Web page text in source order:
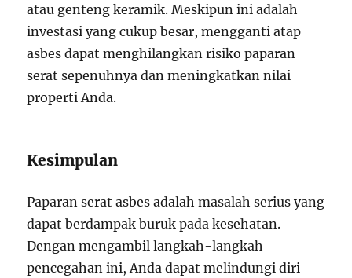
atau genteng keramik. Meskipun ini adalah
investasi yang cukup besar, mengganti atap
asbes dapat menghilangkan risiko paparan
serat sepenuhnya dan meningkatkan nilai
properti Anda.
Kesimpulan
Paparan serat asbes adalah masalah serius yang
dapat berdampak buruk pada kesehatan.
Dengan mengambil langkah-langkah
pencegahan ini, Anda dapat melindungi diri